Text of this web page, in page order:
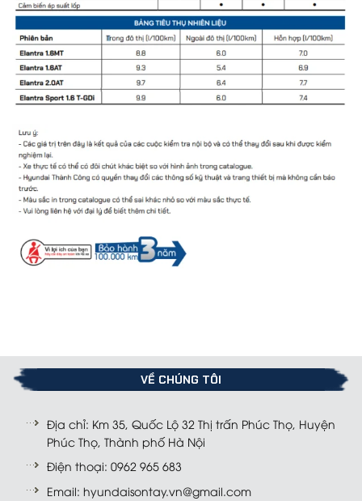
VỀ CHÚNG TÔI
Địa chỉ: Km 35, Quốc Lộ 32 Thị trấn Phúc Thọ, Huyện
Phúc Thọ, Thành phố Hà Nội
Điện thoại: 0962 965 683
Email: hyundaisontay.vn@gmail.com